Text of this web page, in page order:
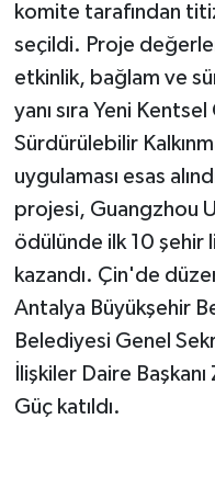
komite tarafından
seçildi. Proje
etkinlik, bağlam ve
yanı sıra Yeni
Sürdürülebilir
uygulaması esas
projesi, Guangzhou
ödülünde ilk 10 şehir
kazandı. Çin'de
Antalya Büyükşehir
Belediyesi Genel
İlişkiler Daire
Güç katıldı.